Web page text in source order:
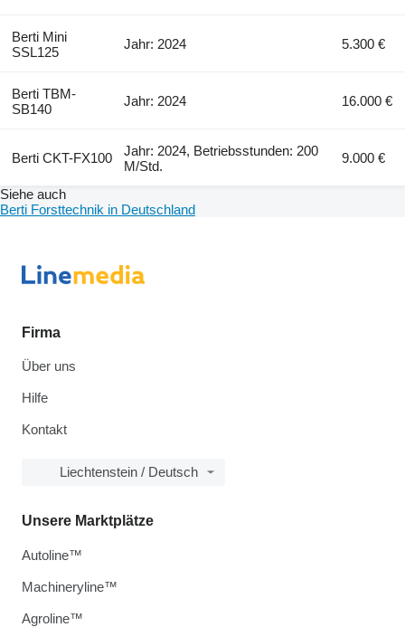
Berti Mini
SSL125
Jahr: 2024 5.300 €
Berti TBM-
SB140
Jahr: 2024 16.000 €
Berti CKT-FX100
Jahr: 2024, Betriebsstunden: 200
M/Std.
9.000 €
Siehe auch
Berti Forsttechnik in Deutschland
Firma
Über uns
Hilfe
Kontakt
Liechtenstein / Deutsch
Unsere Marktplätze
Autoline™
Machineryline™
Agroline™